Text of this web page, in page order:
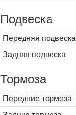
Подвеска
Передняя подвеска
Задняя подвеска
Тормоза
Передние тормоза